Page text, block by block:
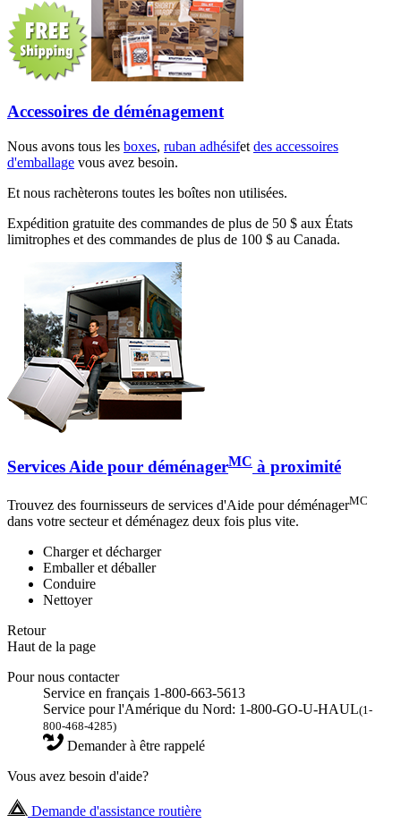
Accessoires de déménagement
Nous avons tous les boxes, ruban adhésifet des accessoires
d'emballage vous avez besoin.
Et nous rachèterons toutes les boîtes non utilisées.
Expédition gratuite des commandes de plus de 50 $ aux États
limitrophes et des commandes de plus de 100 $ au Canada.
Services Aide pour déménagerMC à proximité
Trouvez des fournisseurs de services d'Aide pour déménagerMC
dans votre secteur et déménagez deux fois plus vite.
Charger et décharger
Emballer et déballer
Conduire
Nettoyer
Retour
Haut de la page
Pour nous contacter
Service en français 1-800-663-5613
Service pour l'Amérique du Nord: 1-800-GO-U-HAUL(1-
800-468-4285)
Demander à être rappelé
Vous avez besoin d'aide?
Demande d'assistance routière